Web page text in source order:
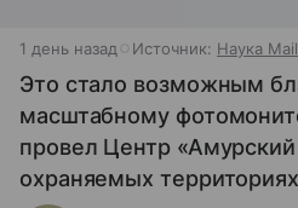
1 день назад Источник: Наука Mail
Это стало возможным
масштабному
провел Центр «Амурский
охраняемых